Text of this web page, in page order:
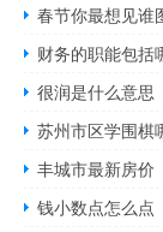
春节你最想见谁
财务的职能包括
很润是什么意思
苏州市区学围棋
丰城市最新房价
钱小数点怎么点